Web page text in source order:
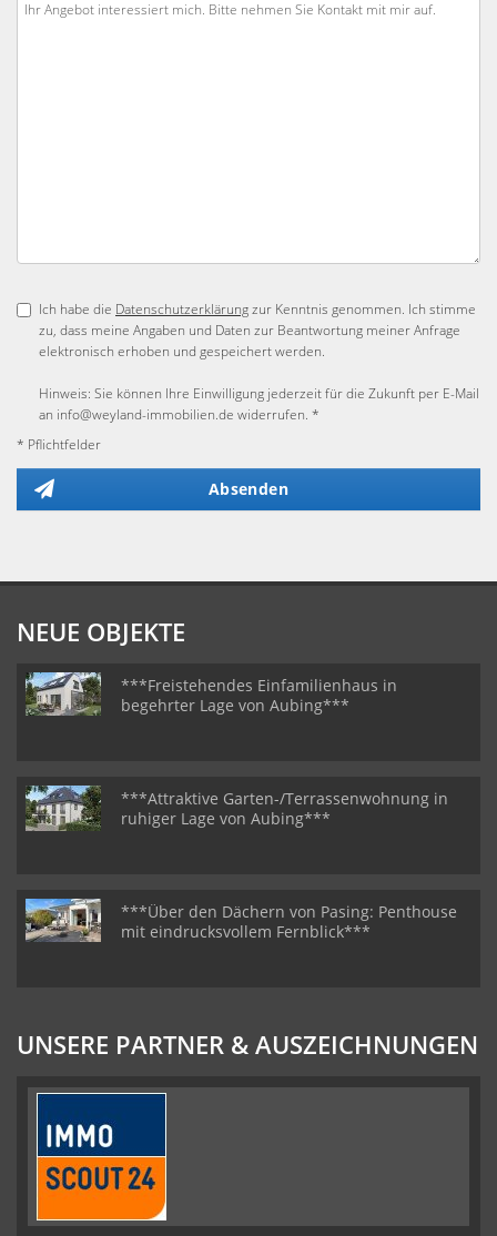
Ich habe die Datenschutzerklärungzur Kenntnis genommen. Ich stimme
zu, dass meine Angaben und Daten zur Beantwortung meiner Anfrage
elektronisch erhoben und gespeichert werden.
Hinweis: Sie können Ihre Einwilligung jederzeit für die Zukunft per E-Mail
an info@weyland-immobilien.de widerrufen. *
* Pflichtfelder
Absenden
NEUE OBJEKTE
***Freistehendes Einfamilienhaus in
begehrter Lage von Aubing***
***Attraktive Garten-/Terrassenwohnung in
ruhiger Lage von Aubing***
***Über den Dächern von Pasing: Penthouse
mit eindrucksvollem Fernblick***
UNSERE PARTNER & AUSZEICHNUNGEN